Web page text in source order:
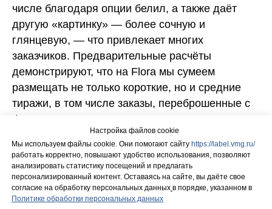
числе благодаря опции белил, а также даёт
другую «картинку» — более сочную и
глянцевую, — что привлекает многих
заказчиков. Предварительные расчёты
демонстрируют, что на Flora мы сумеем
размещать не только короткие, но и средние
тиражи, в том числе заказы, переброшенные с
флексопечати».
Смотреть все статьи
поиск...
Настройка файлов cookie
Мы используем файлы cookie. Они помогают сайту https://label.vmg.ru/
работать корректно, повышают удобство использования, позволяют
анализировать статистику посещений и предлагать
персонализированный контент. Оставаясь на сайте, вы даёте свое
согласие на обработку персональных данных в порядке, указанном в
Политике обработки персональных данных